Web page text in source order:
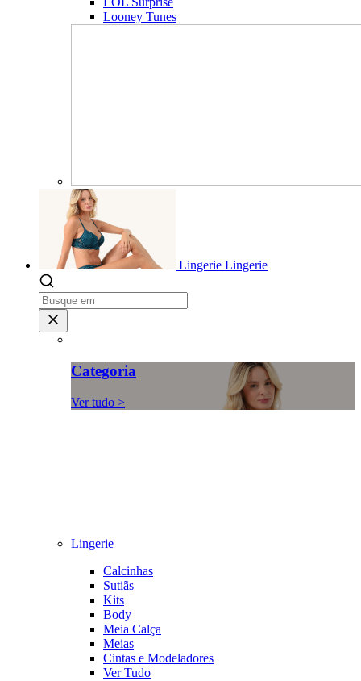
Looney Tunes
Lingerie Lingerie
Categoria
Ver tudo >
Lingerie
Calcinhas
Sutiãs
Kits
Body
Meia Calça
Meias
Cintas e Modeladores
Ver Tudo